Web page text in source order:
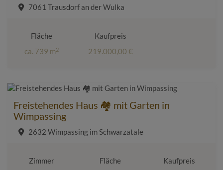
7061 Trausdorf an der Wulka
Fläche
ca. 739 m2
Kaufpreis
219.000,00 €
Freistehendes Haus 🏘️ mit Garten in
Wimpassing
2632 Wimpassing im Schwarzatale
Zimmer
Fläche
Kaufpreis